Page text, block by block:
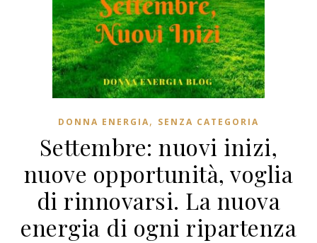
DONNA ENERGIA, SENZA CATEGORIA
Settembre: nuovi inizi,
nuove opportunità, voglia
di rinnovarsi. La nuova
energia di ogni ripartenza